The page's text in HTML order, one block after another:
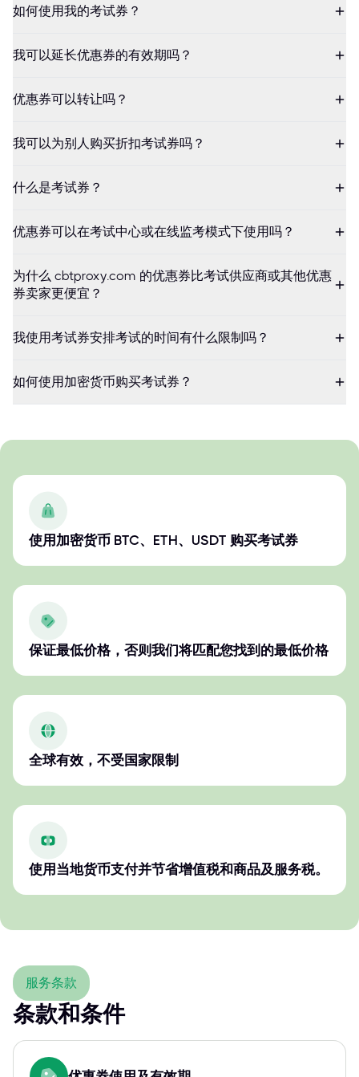
如何使用我的考试券？
我可以延长优惠券的有效期吗？
优惠券可以转让吗？
我可以为别人购买折扣考试券吗？
什么是考试券？
优惠券可以在考试中心或在线监考模式下使用吗？
为什么 cbtproxy.com 的优惠券比考试供应商或其他优惠
券卖家更便宜？
我使用考试券安排考试的时间有什么限制吗？
如何使用加密货币购买考试券？
使用加密货币 BTC、ETH、USDT 购买考试券
保证最低价格，否则我们将匹配您找到的最低价格
全球有效，不受国家限制
使用当地货币支付并节省增值税和商品及服务税。
服务条款
条款和条件